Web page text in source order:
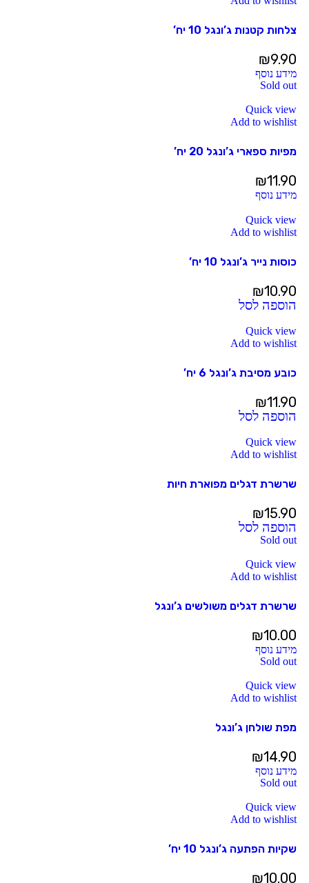
צלחות קטנות ג’ונגל 10 יח’
₪9.90
מידע נוסף
Sold out
Quick view
Add to wishlist
מפיות ספארי ג’ונגל 20 יח’
₪11.90
מידע נוסף
Quick view
Add to wishlist
כוסות נייר ג’ונגל 10 יח’
₪10.90
הוספה לסל
Quick view
Add to wishlist
כובע מסיבת ג’ונגל 6 יח’
₪11.90
הוספה לסל
Quick view
Add to wishlist
שרשרת דגלים מפוארת חיות
₪15.90
הוספה לסל
Sold out
Quick view
Add to wishlist
שרשרת דגלים משולשים ג’ונגל
₪10.00
מידע נוסף
Sold out
Quick view
Add to wishlist
מפת שולחן ג’ונגל
₪14.90
מידע נוסף
Sold out
Quick view
Add to wishlist
שקיות הפתעה ג’ונגל 10 יח’
₪10.00